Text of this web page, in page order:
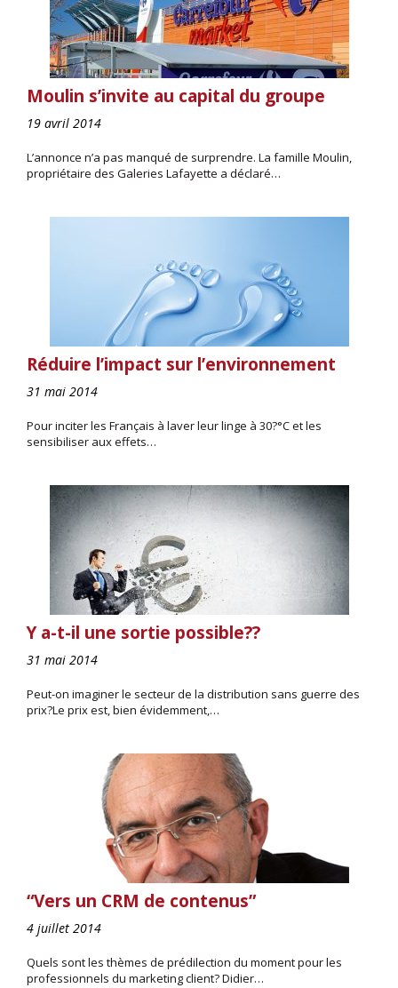
Moulin s’invite au capital du groupe
19 avril 2014
L’annonce n’a pas manqué de surprendre. La famille Moulin,
propriétaire des Galeries Lafayette a déclaré…
Réduire l’impact sur l’environnement
31 mai 2014
Pour inciter les Français à laver leur linge à 30?°C et les
sensibiliser aux effets…
Y a-t-il une sortie possible??
31 mai 2014
Peut-on imaginer le secteur de la distribution sans guerre des
prix?Le prix est, bien évidemment,…
“Vers un CRM de contenus”
4 juillet 2014
Quels sont les thèmes de prédilection du moment pour les
professionnels du marketing client? Didier…